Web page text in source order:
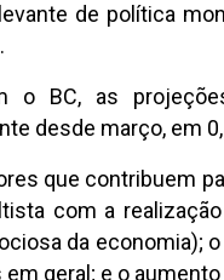
de política
o BC, as
desde março, em
que contribuem
com a
da economia);
geral; e o